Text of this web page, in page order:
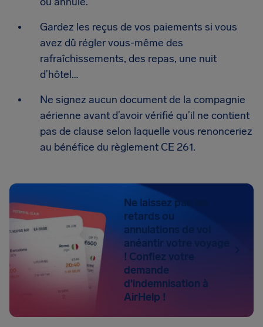
Gardez les reçus de vos paiements si vous
avez dû régler vous-même des
rafraîchissements, des repas, une nuit
d’hôtel…
Ne signez aucun document de la compagnie
aérienne avant d’avoir vérifié qu’il ne contient
pas de clause selon laquelle vous renonceriez
au bénéfice du règlement CE 261.
Ne laissez pas les
retards ou
annulations de vol
anéantir votre voyage
! Confiez votre
demande
d'indemnisation à
AirHelp !